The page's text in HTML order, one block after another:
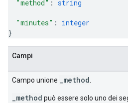
"method" : string
"minutes" : integer
}
Campi
Campo unione _method
_method può essere solo uno dei